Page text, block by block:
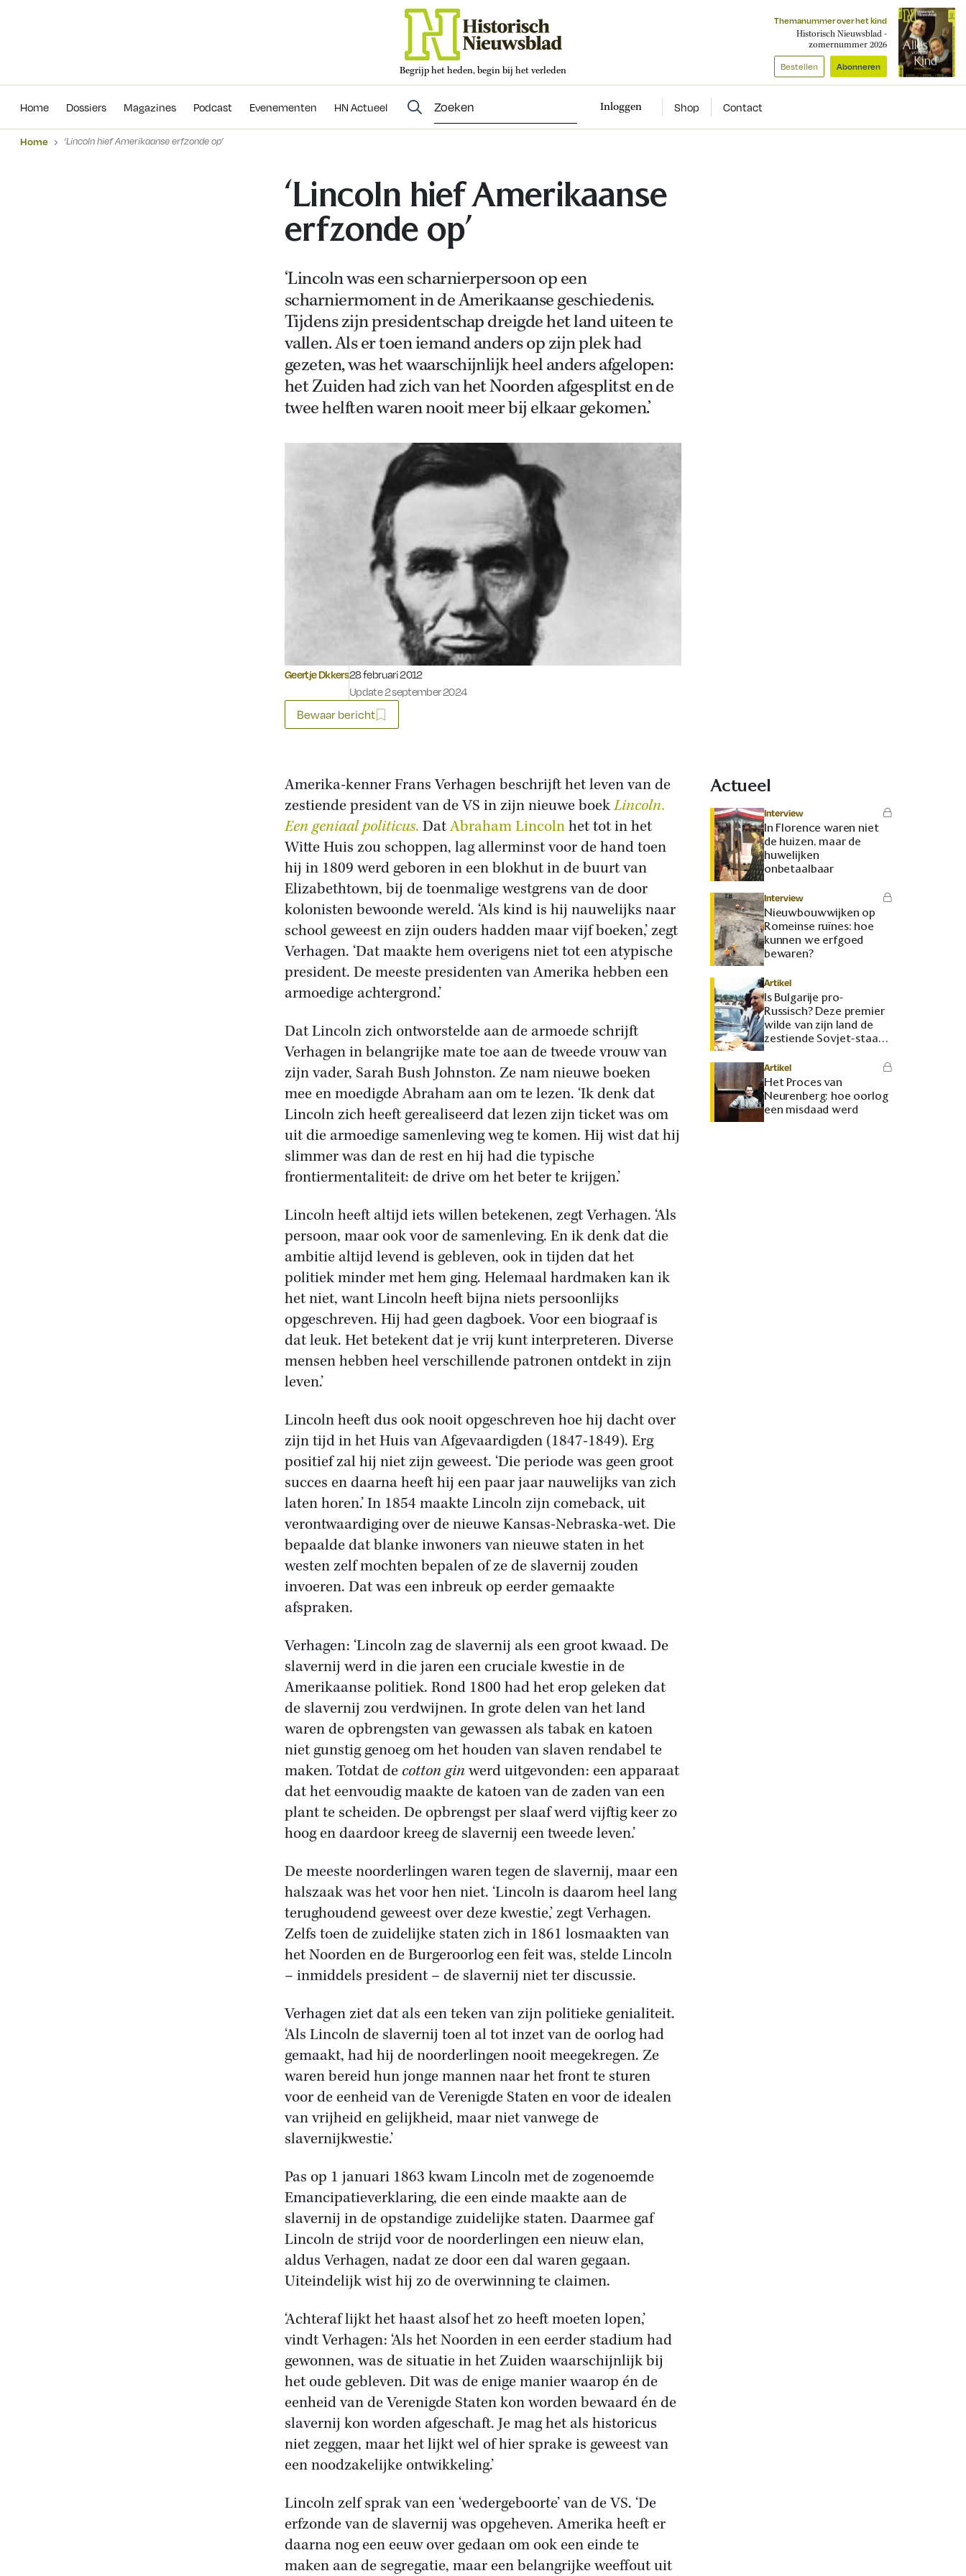
Begrijp het heden, begin bij het verleden
Themanummer over het kind
Historisch Nieuwsblad -
zomernummer 2026
Bestellen Abonneren
Home Dossiers Magazines Podcast Evenementen HN Actueel Inloggen Shop Contact
Evenementen
Home ‘Lincoln hief Amerikaanse erfzonde op’
‘Lincoln hief Amerikaanse
erfzonde op’
‘Lincoln was een scharnierpersoon op een
scharniermoment in de Amerikaanse geschiedenis.
Tijdens zijn presidentschap dreigde het land uiteen te
vallen. Als er toen iemand anders op zijn plek had
gezeten, was het waarschijnlijk heel anders afgelopen:
het Zuiden had zich van het Noorden afgesplitst en de
twee helften waren nooit meer bij elkaar gekomen.’
Geertje DkkersGepubliceerd op:
28 februari 2012
Update 2 september 2024
Bewaar bericht
Amerika-kenner Frans Verhagen beschrijft het leven van de
zestiende president van de VS in zijn nieuwe boekLincoln.
Een geniaal politicus. DatAbraham Lincolnhet tot in het
Witte Huis zou schoppen, lag allerminst voor de hand toen
hij in 1809 werd geboren in een blokhut in de buurt van
Elizabethtown, bij de toenmalige westgrens van de door
kolonisten bewoonde wereld. ‘Als kind is hij nauwelijks naar
school geweest en zijn ouders hadden maar vijf boeken,’ zegt
Verhagen. ‘Dat maakte hem overigens niet tot een atypische
president. De meeste presidenten van Amerika hebben een
armoedige achtergrond.’
Dat Lincoln zich ontworstelde aan de armoede schrijft
Verhagen in belangrijke mate toe aan de tweede vrouw van
zijn vader, Sarah Bush Johnston. Ze nam nieuwe boeken
mee en moedigde Abraham aan om te lezen. ‘Ik denk dat
Lincoln zich heeft gerealiseerd dat lezen zijn ticket was om
uit die armoedige samenleving weg te komen. Hij wist dat hij
slimmer was dan de rest en hij had die typische
frontiermentaliteit: de drive om het beter te krijgen.’
Lincoln heeft altijd iets willen betekenen, zegt Verhagen. ‘Als
persoon, maar ook voor de samenleving. En ik denk dat die
ambitie altijd levend is gebleven, ook in tijden dat het
politiek minder met hem ging. Helemaal hardmaken kan ik
het niet, want Lincoln heeft bijna niets persoonlijks
opgeschreven. Hij had geen dagboek. Voor een biograaf is
dat leuk. Het betekent dat je vrij kunt interpreteren. Diverse
mensen hebben heel verschillende patronen ontdekt in zijn
leven.’
Lincoln heeft dus ook nooit opgeschreven hoe hij dacht over
zijn tijd in het Huis van Afgevaardigden (1847-1849). Erg
positief zal hij niet zijn geweest. ‘Die periode was geen groot
succes en daarna heeft hij een paar jaar nauwelijks van zich
laten horen.’ In 1854 maakte Lincoln zijn comeback, uit
verontwaardiging over de nieuwe Kansas-Nebraska-wet. Die
bepaalde dat blanke inwoners van nieuwe staten in het
westen zelf mochten bepalen of ze de slavernij zouden
invoeren. Dat was een inbreuk op eerder gemaakte
afspraken.
Verhagen: ‘Lincoln zag de slavernij als een groot kwaad. De
slavernij werd in die jaren een cruciale kwestie in de
Amerikaanse politiek. Rond 1800 had het erop geleken dat
de slavernij zou verdwijnen. In grote delen van het land
waren de opbrengsten van gewassen als tabak en katoen
niet gunstig genoeg om het houden van slaven rendabel te
maken. Totdat de cotton ginwerd uitgevonden: een apparaat
dat het eenvoudig maakte de katoen van de zaden van een
plant te scheiden. De opbrengst per slaaf werd vijftig keer zo
hoog en daardoor kreeg de slavernij een tweede leven.’
De meeste noorderlingen waren tegen de slavernij, maar een
halszaak was het voor hen niet. ‘Lincoln is daarom heel lang
terughoudend geweest over deze kwestie,’ zegt Verhagen.
Zelfs toen de zuidelijke staten zich in 1861 losmaakten van
het Noorden en de Burgeroorlog een feit was, stelde Lincoln
– inmiddels president – de slavernij niet ter discussie.
Verhagen ziet dat als een teken van zijn politieke genialiteit.
‘Als Lincoln de slavernij toen al tot inzet van de oorlog had
gemaakt, had hij de noorderlingen nooit meegekregen. Ze
waren bereid hun jonge mannen naar het front te sturen
voor de eenheid van de Verenigde Staten en voor de idealen
van vrijheid en gelijkheid, maar niet vanwege de
slavernijkwestie.’
Pas op 1 januari 1863 kwam Lincoln met de zogenoemde
Emancipatieverklaring, die een einde maakte aan de
slavernij in de opstandige zuidelijke staten. Daarmee gaf
Lincoln de strijd voor de noorderlingen een nieuw elan,
aldus Verhagen, nadat ze door een dal waren gegaan.
Uiteindelijk wist hij zo de overwinning te claimen.
‘Achteraf lijkt het haast alsof het zo heeft moeten lopen,’
vindt Verhagen: ‘Als het Noorden in een eerder stadium had
gewonnen, was de situatie in het Zuiden waarschijnlijk bij
het oude gebleven. Dit was de enige manier waarop én de
eenheid van de Verenigde Staten kon worden bewaard én de
slavernij kon worden afgeschaft. Je mag het als historicus
niet zeggen, maar het lijkt wel of hier sprake is geweest van
een noodzakelijke ontwikkeling.’
Lincoln zelf sprak van een ‘wedergeboorte’ van de VS. ‘De
erfzonde van de slavernij was opgeheven. Amerika heeft er
daarna nog een eeuw over gedaan om ook een einde te
maken aan de segregatie, maar een belangrijke weeffout uit
Actueel
Interview
In Florence waren niet
de huizen, maar de
huwelijken
onbetaalbaar
Interview
Nieuwbouwwijken op
Romeinse ruïnes: hoe
kunnen we erfgoed
bewaren?
Artikel
Is Bulgarije pro-
Russisch? Deze premier
wilde van zijn land de
zestiende Sovjet-staat
maken
Artikel
Het Proces van
Neurenberg: hoe oorlog
een misdaad werd